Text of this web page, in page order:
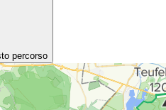
percorso